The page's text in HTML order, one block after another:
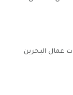
عمال البحرين